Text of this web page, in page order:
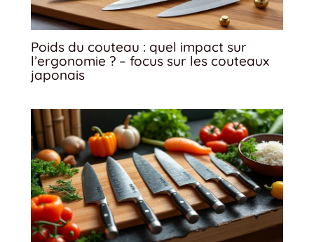
Poids du couteau : quel impact sur
l’ergonomie ? – focus sur les couteaux
japonais